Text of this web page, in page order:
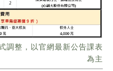
調整，以官網最新公告課表
為主